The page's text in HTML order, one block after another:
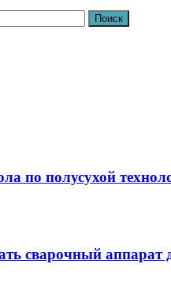
по полусухой
сварочный аппарат